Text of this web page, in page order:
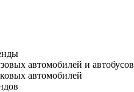
автомобилей и автобусов
автомобилей